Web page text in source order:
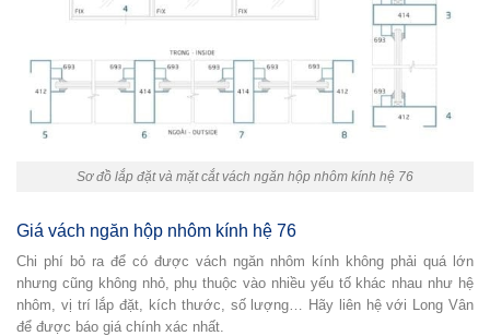
Sơ đồ lắp đặt và mặt cắt vách ngăn hộp nhôm kính hệ 76
Giá vách ngăn hộp nhôm kính hệ 76
Chi phí bỏ ra để có được vách ngăn nhôm kính không phải quá lớn
nhưng cũng không nhỏ, phụ thuộc vào nhiều yếu tố khác nhau như hệ
nhôm, vị trí lắp đặt, kích thước, số lượng… Hãy liên hệ với Long Vân
để được báo giá chính xác nhất.